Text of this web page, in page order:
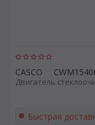
CASCO
Двигатель
Быстрая